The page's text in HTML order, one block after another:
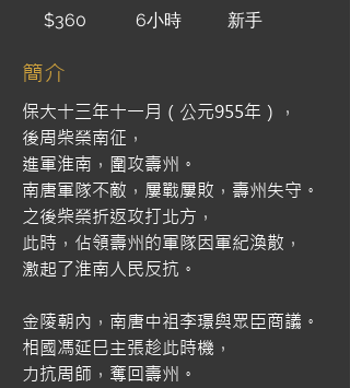
$360 6小時 新手
簡介
保大十三年十一月（公元955年），
後周柴榮南征，
進軍淮南，圍攻壽州。
南唐軍隊不敵，屢戰屢敗，壽州失守。
之後柴榮折返攻打北方，
此時，佔領壽州的軍隊因軍紀渙散，
激起了淮南人民反抗。
金陵朝內，南唐中祖李璟與眾臣商議。
相國馮延巳主張趁此時機，
力抗周師，奪回壽州。